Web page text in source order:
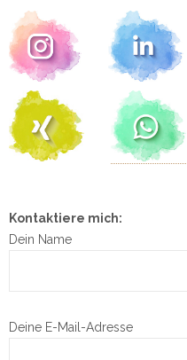
Kontaktiere mich:
Dein Name
Deine E-Mail-Adresse